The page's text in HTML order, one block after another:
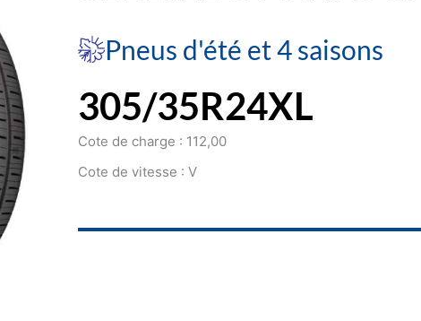
Pneus d'été et 4 saisons
305/35R24XL
Cote de charge : 112,00
Cote de vitesse : V